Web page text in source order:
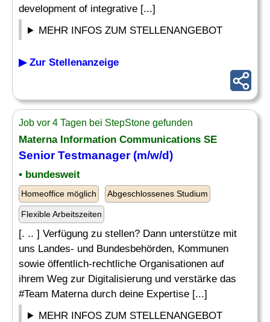
development of integrative [...]
MEHR INFOS ZUM STELLENANGEBOT
▶ Zur Stellenanzeige
Job vor 4 Tagen bei StepStone gefunden
Materna Information Communications SE
SeniorTestmanager (m/w/d)
• bundesweit
Homeoffice möglich Abgeschlossenes Studium
Flexible Arbeitszeiten
[. .. ] Verfügung zu stellen? Dann unterstütze mit
uns Landes- und Bundesbehörden, Kommunen
sowie öffentlich-rechtliche Organisationen auf
ihrem Weg zur Digitalisierung und verstärke das
#Team Materna durch deine Expertise [...]
MEHR INFOS ZUM STELLENANGEBOT